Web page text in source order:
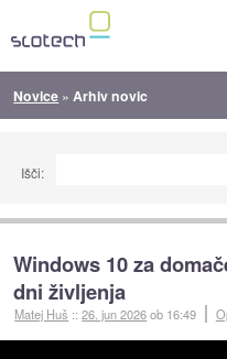
Novice » Arhiv novic
Išči:
Windows 10 za
dni življenja
Matej Huš ::26. jun 2026ob 16:49